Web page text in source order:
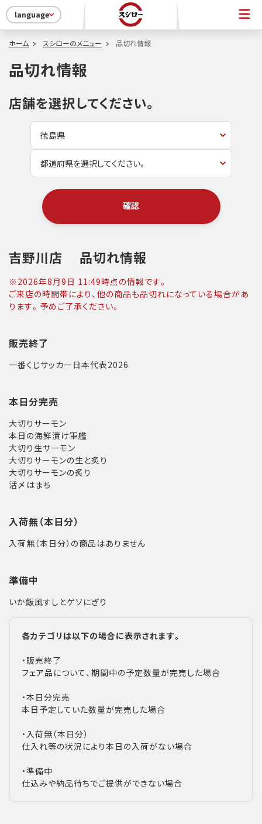
language
ホーム スシローのメニュー 品切れ情報
品切れ情報
店舗を選択してください。
確認
吉野川店 品切れ情報
※ 2026年8月9日 11:49時点の情報です。
ご来店の時間帯により、他の商品も品切れになっている場合があ
ります。予めご了承ください。
販売終了
一番くじサッカー日本代表2026
本日分完売
大切りサーモン
本日の海鮮漬け軍艦
大切り生サーモン
大切りサーモンの生と炙り
大切りサーモンの炙り
活〆はまち
入荷無（本日分）
入荷無（本日分）の商品はありません
準備中
いか飯風すしとゲソにぎり
各カテゴリは以下の場合に表示されます。
・販売終了
フェア品について、期間中の予定数量が完売した場合
・本日分完売
本日予定していた数量が完売した場合
・入荷無（本日分）
仕入れ等の状況により本日の入荷がない場合
・準備中
仕込みや納品待ちでご提供ができない場合